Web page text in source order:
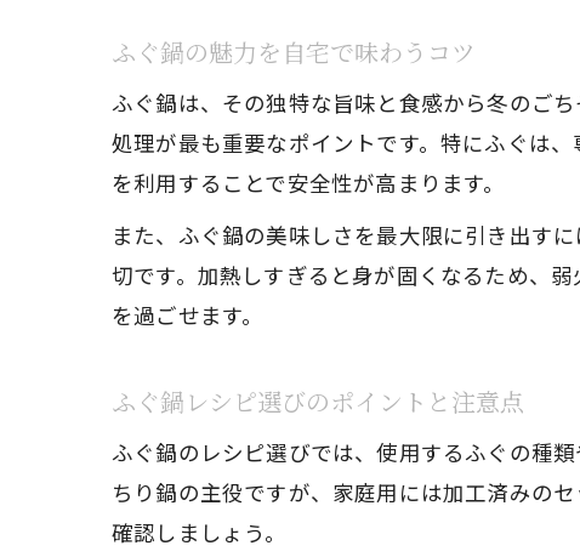
ふぐ鍋の魅力を自宅で味わうコツ
ふぐ鍋は、その独特な旨味と食感から冬のご
処理が最も重要なポイントです。特にふぐは
を利用することで安全性が高まります。
また、ふぐ鍋の美味しさを最大限に引き出す
切です。加熱しすぎると身が固くなるため、
を過ごせます。
ふぐ鍋レシピ選びのポイントと注意点
ふぐ鍋のレシピ選びでは、使用するふぐの種
ちり鍋の主役ですが、家庭用には加工済みの
確認しましょう。